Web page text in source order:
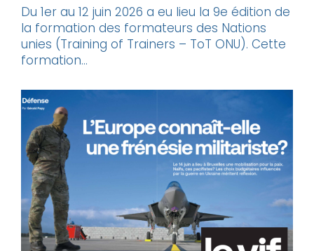
Du 1er au 12 juin 2026 a eu lieu la 9e édition de
la formation des formateurs des Nations
unies (Training of Trainers – ToT ONU). Cette
formation...